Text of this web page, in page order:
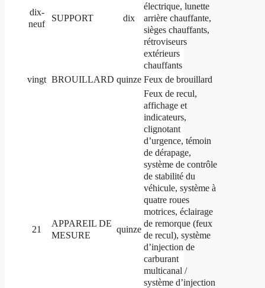
dix-
neuf
SUPPORT dix
électrique, lunette
arrière chauffante,
sièges chauffants,
rétroviseurs
extérieurs
chauffants
vingt BROUILLARD quinze Feux de brouillard
21
APPAREIL DE
MESURE
quinze
Feux de recul,
affichage et
indicateurs,
clignotant
d’urgence, témoin
de dérapage,
système de contrôle
de stabilité du
véhicule, système à
quatre roues
motrices, éclairage
de remorque (feux
de recul), système
d’injection de
carburant
multicanal /
système d’injection